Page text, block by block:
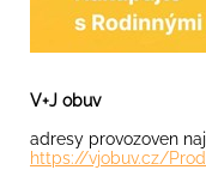
V+J obuv
adresy provozoven
https://vjobuv.cz/